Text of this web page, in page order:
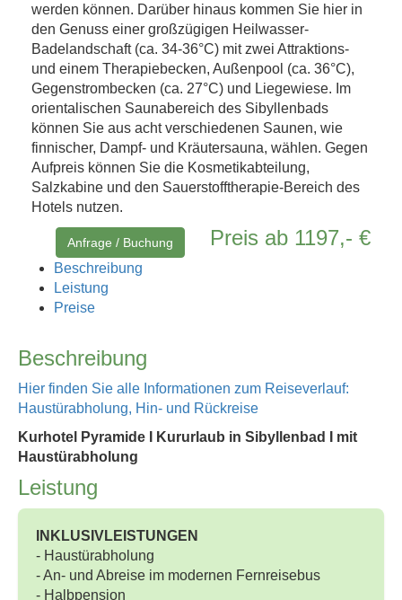
werden können. Darüber hinaus kommen Sie hier in
den Genuss einer großzügigen Heilwasser-
Badelandschaft (ca. 34-36°C) mit zwei Attraktions-
und einem Therapiebecken, Außenpool (ca. 36°C),
Gegenstrombecken (ca. 27°C) und Liegewiese. Im
orientalischen Saunabereich des Sibyllenbads
können Sie aus acht verschiedenen Saunen, wie
finnischer, Dampf- und Kräutersauna, wählen. Gegen
Aufpreis können Sie die Kosmetikabteilung,
Salzkabine und den Sauerstofftherapie-Bereich des
Hotels nutzen.
Preis ab 1197,- €
Anfrage / Buchung
Beschreibung
Leistung
Preise
Beschreibung
Hier finden Sie alle Informationen zum Reiseverlauf:
Haustürabholung, Hin- und Rückreise
Kurhotel Pyramide I Kururlaub in Sibyllenbad I mit
Haustürabholung
Leistung
INKLUSIVLEISTUNGEN
- Haustürabholung
- An- und Abreise im modernen Fernreisebus
- Halbpension